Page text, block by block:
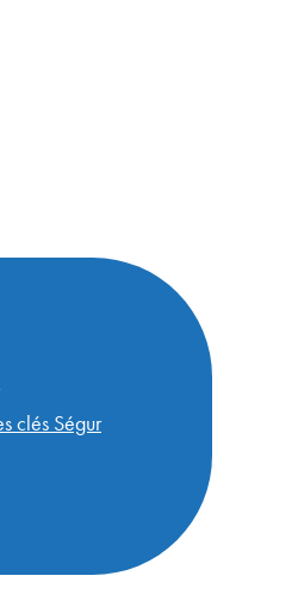
clés Ségur